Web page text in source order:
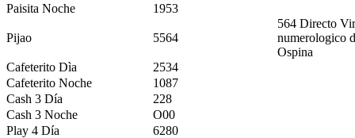
Paisita Noche
1953
Pijao 5564
564 Directo
numerologico
Ospina
Cafeterito Dìa
2534
Cafeterito Noche
1087
Cash 3 Día
228
Cash 3 Noche
O00
Play 4 Día
6280